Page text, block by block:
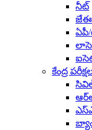
నీట్‌
కేంద్ర